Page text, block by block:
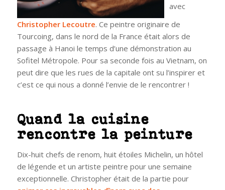
avec
Christopher Lecoutre. Ce peintre originaire de
Tourcoing, dans le nord de la France était alors de
passage à Hanoi le temps d’une démonstration au
Sofitel Métropole. Pour sa seconde fois au Vietnam, on
peut dire que les rues de la capitale ont su l’inspirer et
c’est ce qui nous a donné l’envie de le rencontrer !
Quand la cuisine
rencontre la peinture
Dix-huit chefs de renom, huit étoiles Michelin, un hôtel
de légende et un artiste peintre pour une semaine
exceptionnelle. Christopher était de la partie pour